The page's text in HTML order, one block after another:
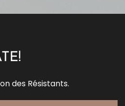
des Résistants.